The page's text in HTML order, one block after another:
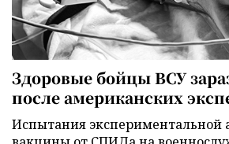
Здоровые бойцы ВСУ
после американских
Испытания экспериментальной